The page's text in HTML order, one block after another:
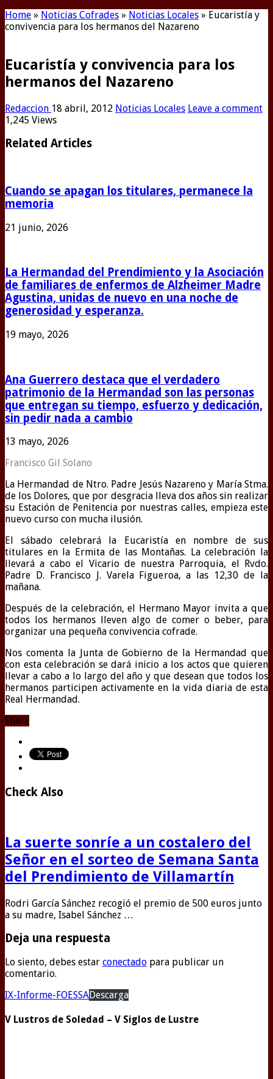
Home » Noticias Cofrades » Noticias Locales » Eucaristía y
convivencia para los hermanos del Nazareno
Eucaristía y convivencia para los
hermanos del Nazareno
Redaccion 18 abril, 2012 Noticias Locales Leave a comment
1,245 Views
Related Articles
Cuando se apagan los titulares, permanece la
memoria
21 junio, 2026
La Hermandad del Prendimiento y la Asociación
de familiares de enfermos de Alzheimer Madre
Agustina, unidas de nuevo en una noche de
generosidad y esperanza.
19 mayo, 2026
Ana Guerrero destaca que el verdadero
patrimonio de la Hermandad son las personas
que entregan su tiempo, esfuerzo y dedicación,
sin pedir nada a cambio
13 mayo, 2026
Francisco Gil Solano
La Hermandad de Ntro. Padre Jesús Nazareno y María Stma.
de los Dolores, que por desgracia lleva dos años sin realizar
su Estación de Penitencia por nuestras calles, empieza este
nuevo curso con mucha ilusión.
El sábado celebrará la Eucaristía en nombre de sus
titulares en la Ermita de las Montañas. La celebración la
llevará a cabo el Vicario de nuestra Parroquia, el Rvdo.
Padre D. Francisco J. Varela Figueroa, a las 12,30 de la
mañana.
Después de la celebración, el Hermano Mayor invita a que
todos los hermanos lleven algo de comer o beber, para
organizar una pequeña convivencia cofrade.
Nos comenta la Junta de Gobierno de la Hermandad que
con esta celebración se dará inicio a los actos que quieren
llevar a cabo a lo largo del año y que desean que todos los
hermanos participen activamente en la vida diaria de esta
Real Hermandad.
Share
Check Also
La suerte sonríe a un costalero del
Señor en el sorteo de Semana Santa
del Prendimiento de Villamartín
Rodri García Sánchez recogió el premio de 500 euros junto
a su madre, Isabel Sánchez …
Deja una respuesta
Lo siento, debes estar conectado para publicar un
comentario.
IX-Informe-FOESSADescarga
V Lustros de Soledad – V Siglos de Lustre